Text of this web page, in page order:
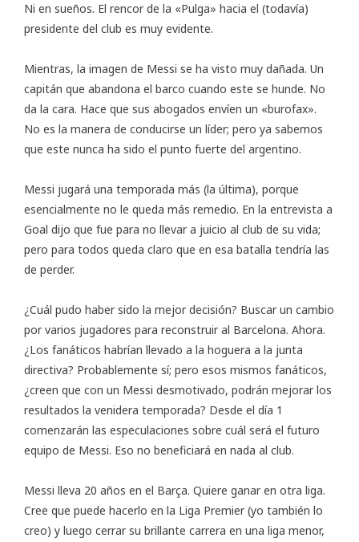
Ni en sueños. El rencor de la «Pulga» hacia el (todavía)
presidente del club es muy evidente.
Mientras, la imagen de Messi se ha visto muy dañada. Un
capitán que abandona el barco cuando este se hunde. No
da la cara. Hace que sus abogados envíen un «burofax».
No es la manera de conducirse un líder; pero ya sabemos
que este nunca ha sido el punto fuerte del argentino.
Messi jugará una temporada más (la última), porque
esencialmente no le queda más remedio. En la entrevista a
Goal dijo que fue para no llevar a juicio al club de su vida;
pero para todos queda claro que en esa batalla tendría las
de perder.
¿Cuál pudo haber sido la mejor decisión? Buscar un cambio
por varios jugadores para reconstruir al Barcelona. Ahora.
¿Los fanáticos habrían llevado a la hoguera a la junta
directiva? Probablemente sí; pero esos mismos fanáticos,
¿creen que con un Messi desmotivado, podrán mejorar los
resultados la venidera temporada? Desde el día 1
comenzarán las especulaciones sobre cuál será el futuro
equipo de Messi. Eso no beneficiará en nada al club.
Messi lleva 20 años en el Barça. Quiere ganar en otra liga.
Cree que puede hacerlo en la Liga Premier (yo también lo
creo) y luego cerrar su brillante carrera en una liga menor,